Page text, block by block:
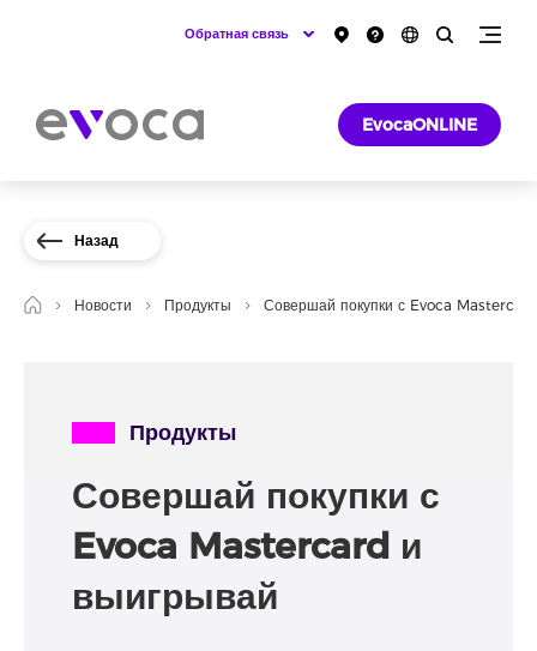
Обратная связь
EvocaONLINE
Назад
Новости Продукты Совершай покупки с Evoca
Продукты
Совершай покупки с
Evoca Mastercard и
выигрывай